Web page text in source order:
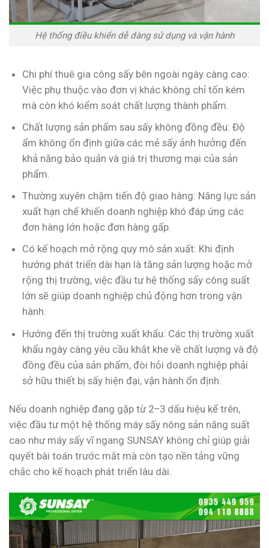
Hệ thống điều khiển dễ dàng sử dụng và vận hành
Chi phí thuê gia công sấy bên ngoài ngày càng cao:
Việc phụ thuộc vào đơn vị khác không chỉ tốn kém
mà còn khó kiểm soát chất lượng thành phẩm.
Chất lượng sản phẩm sau sấy không đồng đều: Độ
ẩm không ổn định giữa các mẻ sấy ảnh hưởng đến
khả năng bảo quản và giá trị thương mại của sản
phẩm.
Thường xuyên chậm tiến độ giao hàng: Năng lực sản
xuất hạn chế khiến doanh nghiệp khó đáp ứng các
đơn hàng lớn hoặc đơn hàng gấp.
Có kế hoạch mở rộng quy mô sản xuất: Khi định
hướng phát triển dài hạn là tăng sản lượng hoặc mở
rộng thị trường, việc đầu tư hệ thống sấy công suất
lớn sẽ giúp doanh nghiệp chủ động hơn trong vận
hành.
Hướng đến thị trường xuất khẩu: Các thị trường xuất
khẩu ngày càng yêu cầu khắt khe về chất lượng và độ
đồng đều của sản phẩm, đòi hỏi doanh nghiệp phải
sở hữu thiết bị sấy hiện đại, vận hành ổn định.
Nếu doanh nghiệp đang gặp từ 2–3 dấu hiệu kể trên,
việc đầu tư một hệ thống máy sấy nông sản năng suất
cao như máy sấy vĩ ngang SUNSAY không chỉ giúp giải
quyết bài toán trước mắt mà còn tạo nền tảng vững
chắc cho kế hoạch phát triển lâu dài.